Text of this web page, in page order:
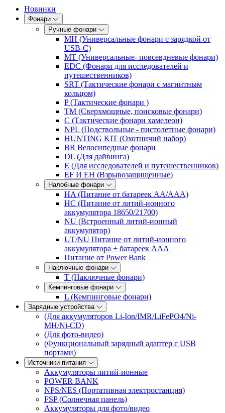
Новинки
Фонари
Ручные фонари
MH (Универсальные фонари с зарядкой от
USB-C)
MT (Универсальные- повсевдневые фонари)
EDC (Фонари для исследователей и
путешественников)
SRT (Тактические фонари с магнитным
кольцом)
P (Тактические фонари )
TM (Сверхмощные, поисковые фонари)
C (Тактические фонари хамелеон)
NPL (Подствольные - пистолетные фонари)
HUNTING KIT (Охотничий набор)
BR Велосипедные фонари
DL (Для дайвинга)
E (Для исследователей и путешественников)
EF И EH (Взрывозащищенные)
Налобные фонари
HA (Питание от батареек AA/AAA)
HC (Питание от литий-ионного
аккумулятора 18650/21700)
NU (Встроенный литий-ионный
аккумулятор)
UT/NU Питание от литий-ионного
аккумулятора + батареек AAA
Питание от Power Bank
Наключные фонари
T (Наключные фонари)
Кемпинговые фонари
L (Кемпинговые фонари)
Зарядные устройства
(Для аккумуляторов Li-Ion/IMR/LiFePO4/Ni-
MH/Ni-CD)
(Для фото-видео)
(Функциональный зарядный адаптер с USB
портами)
Источники питания
Аккумуляторы литий-ионные
POWER BANK
NPS/NES (Портативная электростанция)
FSP (Солнечная панель)
Аккумуляторы для фото/видео